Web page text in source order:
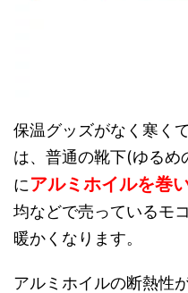
保温グッズがなく寒く
は、普通の靴下(ゆるめ
にアルミホイルを巻
均などで売っているモ
暖かくなります。
アルミホイルの断熱性